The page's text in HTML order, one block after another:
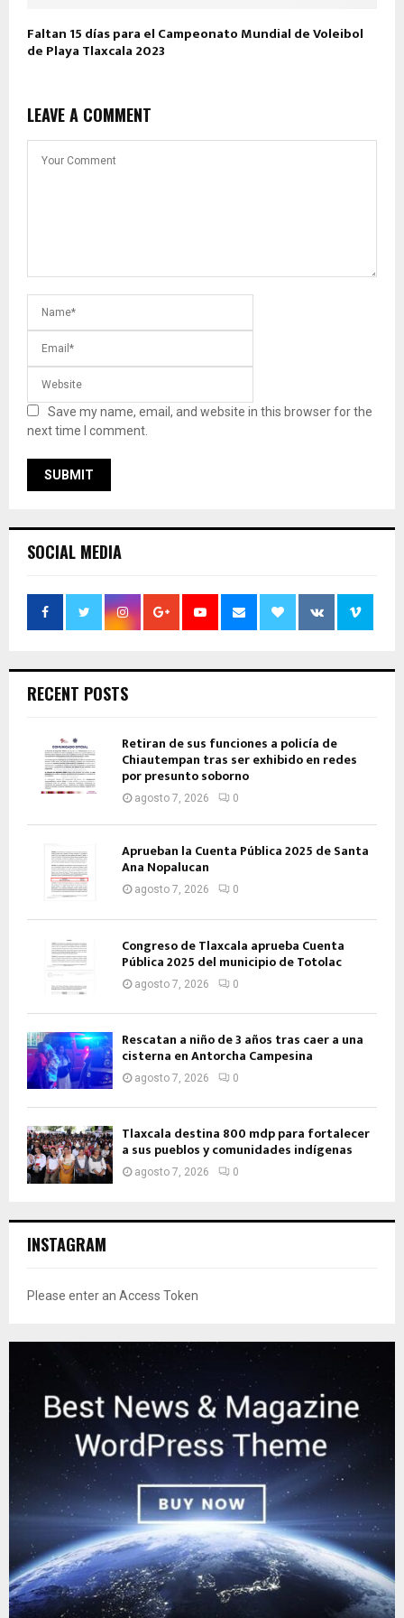
Faltan 15 días para el Campeonato Mundial de Voleibol
de Playa Tlaxcala 2023
LEAVE A COMMENT
Save my name, email, and website in this browser for the
next time I comment.
SOCIAL MEDIA
RECENT POSTS
Retiran de sus funciones a policía de
Chiautempan tras ser exhibido en redes
por presunto soborno
agosto 7, 2026 0
Aprueban la Cuenta Pública 2025 de Santa
Ana Nopalucan
agosto 7, 2026 0
Congreso de Tlaxcala aprueba Cuenta
Pública 2025 del municipio de Totolac
agosto 7, 2026 0
Rescatan a niño de 3 años tras caer a una
cisterna en Antorcha Campesina
agosto 7, 2026 0
Tlaxcala destina 800 mdp para fortalecer
a sus pueblos y comunidades indígenas
agosto 7, 2026 0
INSTAGRAM
Please enter an Access Token